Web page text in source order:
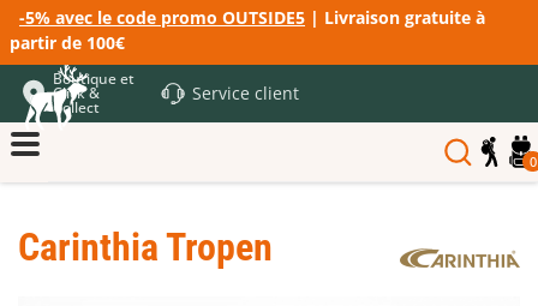
-5% avec le code promo OUTSIDE5 | Livraison gratuite à
partir de 100€
Boutique et
Click &
Collect
Service client
0
Carinthia Tropen